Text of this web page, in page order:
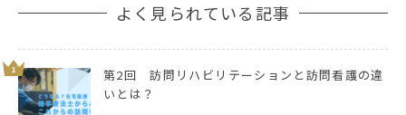
よく見られている記事
1
第2回 訪問リハビリテーションと訪問看護の違
いとは？